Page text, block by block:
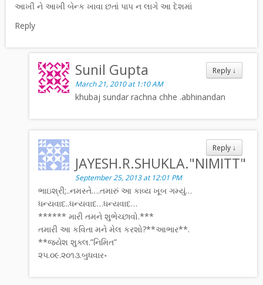
આખી ને આખી બેન્ક ખાવા છતાં પાપ ન લાગે આ દેશમાં
Reply
Reply ↓
Sunil Gupta
March 21, 2010 at 1:10 AM
khubaj sundar rachna chhe .abhinandan
Reply ↓
JAYESH.R.SHUKLA."NIMITT"
September 25, 2013 at 12:01 PM
ભાઇશ્રી;..નમસ્તે….તમારું આ કાવ્ય ખૂબ ગમ્યું…
ધન્યવાદ..ધન્યવાદ…ધન્યવાદ…
****** મારી તમને શુભેચ્છાવો.***
તમારી આ કવિતા મને મેલ કરશો?**આભાર**.
**જયેશ શુક્લ.”નિમિત”
૨૫.૦૯.૨૦૧૩.બુધવાર॰